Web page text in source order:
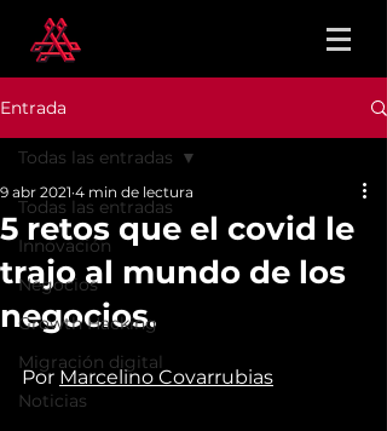
Entrada
Todas las entradas
Innovación
Negocios
Growth Hacking
Migración digital
Noticias
Todas las entradas
5 retos que el covid le
trajo al mundo de los
negocios.
9 abr 2021 4 min de lectura
Por Marcelino Covarrubias